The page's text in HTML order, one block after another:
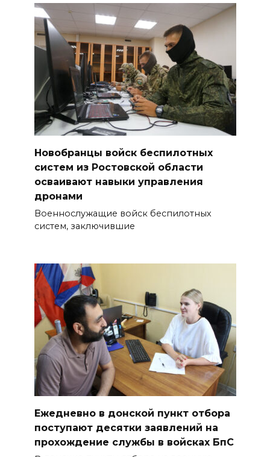
Новобранцы войск беспилотных
систем из Ростовской области
осваивают навыки управления
дронами
Военнослужащие войск беспилотных
систем, заключившие
Ежедневно в донской пункт отбора
поступают десятки заявлений на
прохождение службы в войсках БпС